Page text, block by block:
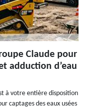
Claude pour
adduction d’eau
à votre entière disposition
captages des eaux usées